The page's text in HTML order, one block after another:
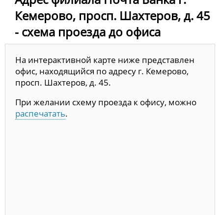
Кемерово, просп. Шахтеров, д. 45
- схема проезда до офиса
На интерактивной карте ниже представлен
офис, находящийся по адресу г. Кемерово,
просп. Шахтеров, д. 45.
При желании схему проезда к офису, можно
распечатать.